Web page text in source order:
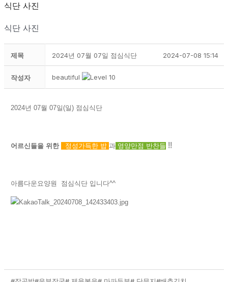
식단 사진
식단 사진
제목 2024년 07월 07일 점심식단 2024-07-08 15:14
작성자 beautiful
2024년 07월 07일(일) 점심식단
어르신들을 위한 정성가득한 밥 과 영양만점 반찬들 !!
아름다운요양원 점심식단 입니다^^